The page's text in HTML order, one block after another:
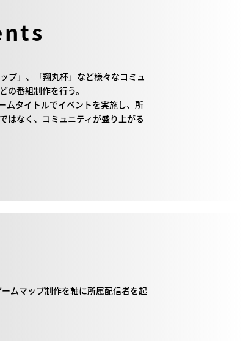
プ」、「翔丸杯」など様々なコミュ
の番組制作を行う。
ムタイトルでイベントを実施し、所
はなく、コミュニティが盛り上がる
ムマップ制作を軸に所属配信者を起